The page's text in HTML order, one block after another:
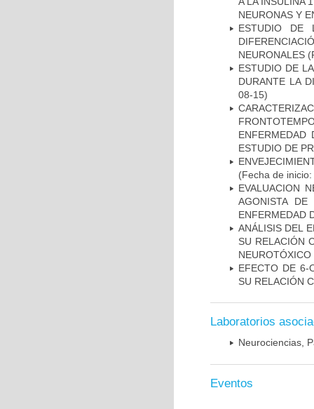
NEURONAS Y
ESTUDIO DE
NEURONALES
ESTUDIO DE
DURANTE LA
08-15)
ENFERMEDAD
ESTUDIO DE
(Fecha de
EVALUACION
AGONISTA
ENFERMEDAD
ANÁLISIS DEL
SU RELACIÓN
NEUROTÓXICO
EFECTO DE 6-
SU RELACIÓN
Laboratorios
Neurociencias,
Eventos